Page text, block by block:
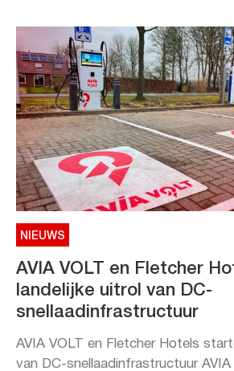
NIEUWS
AVIA VOLT en Fletcher
landelijke uitrol van DC-
snellaadinfrastructuur
AVIA VOLT en Fletcher Hotels
van DC-snellaadinfrastructuur AVIA